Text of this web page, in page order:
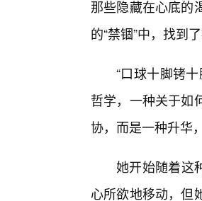
那些隐藏在心底的
的“禁锢”中，找到
“口球十脚铐
哲学，一种关于如
协，而是一种升华
她开始随着这
心所欲地移动，但